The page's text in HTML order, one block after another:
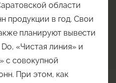
области
продукции в год. Свои
планируют вывести
«Чистая линия» и
совокупной
При этом, как